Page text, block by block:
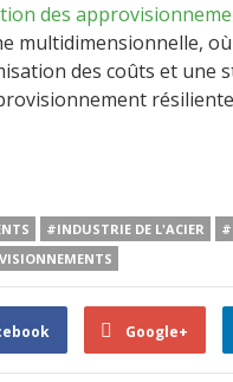
des
multidimensionnelle,
des coûts et
#INDUSTRIE DE L'ACIER
Google+